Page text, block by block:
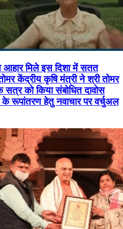
आहार मिले इस दिशा में सतत
केंद्रीय कृषि मंत्री ने श्री तोमर
सत्र को किया संबोधित दावोस
के रूपांतरण हेतु नवाचार पर वर्चुअल